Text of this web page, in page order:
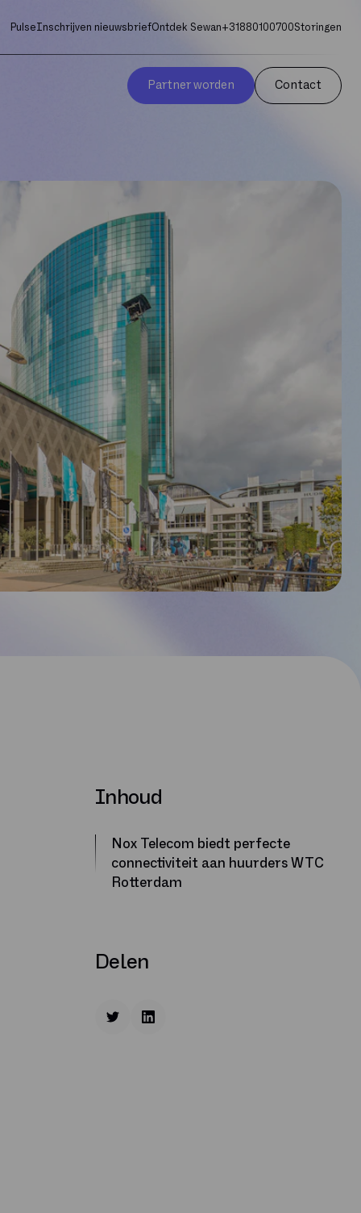
PulseInschrijven nieuwsbriefOntdek Sewan+31880100700Storingen
Partner worden Contact
Inhoud
Nox Telecom biedt perfecte
connectiviteit aan huurders WTC
Rotterdam
Delen